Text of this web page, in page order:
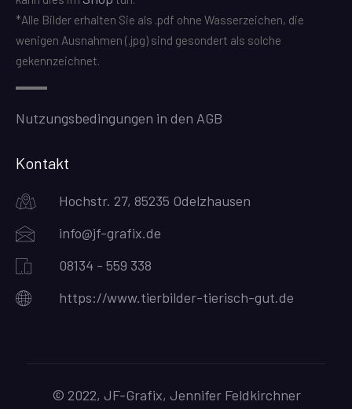
*Alle Bilder erhalten Sie als .pdf ohne Wasserzeichen, die
wenigen Ausnahmen (.jpg) sind gesondert als solche
gekennzeichnet.
Nutzungsbedingungen in den AGB
Kontakt
Hochstr. 27, 85235 Odelzhausen
info@jf-grafix.de
08134 - 559 338
https://www.tierbilder-tierisch-gut.de
© 2022, JF-Grafix, Jennifer Feldkirchner